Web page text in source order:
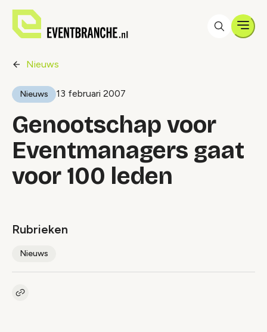
Nieuws
Nieuws 13 februari 2007
Genootschap voor
Eventmanagers gaat
voor 100 leden
Rubrieken
Nieuws
Kopieer link naar artikel